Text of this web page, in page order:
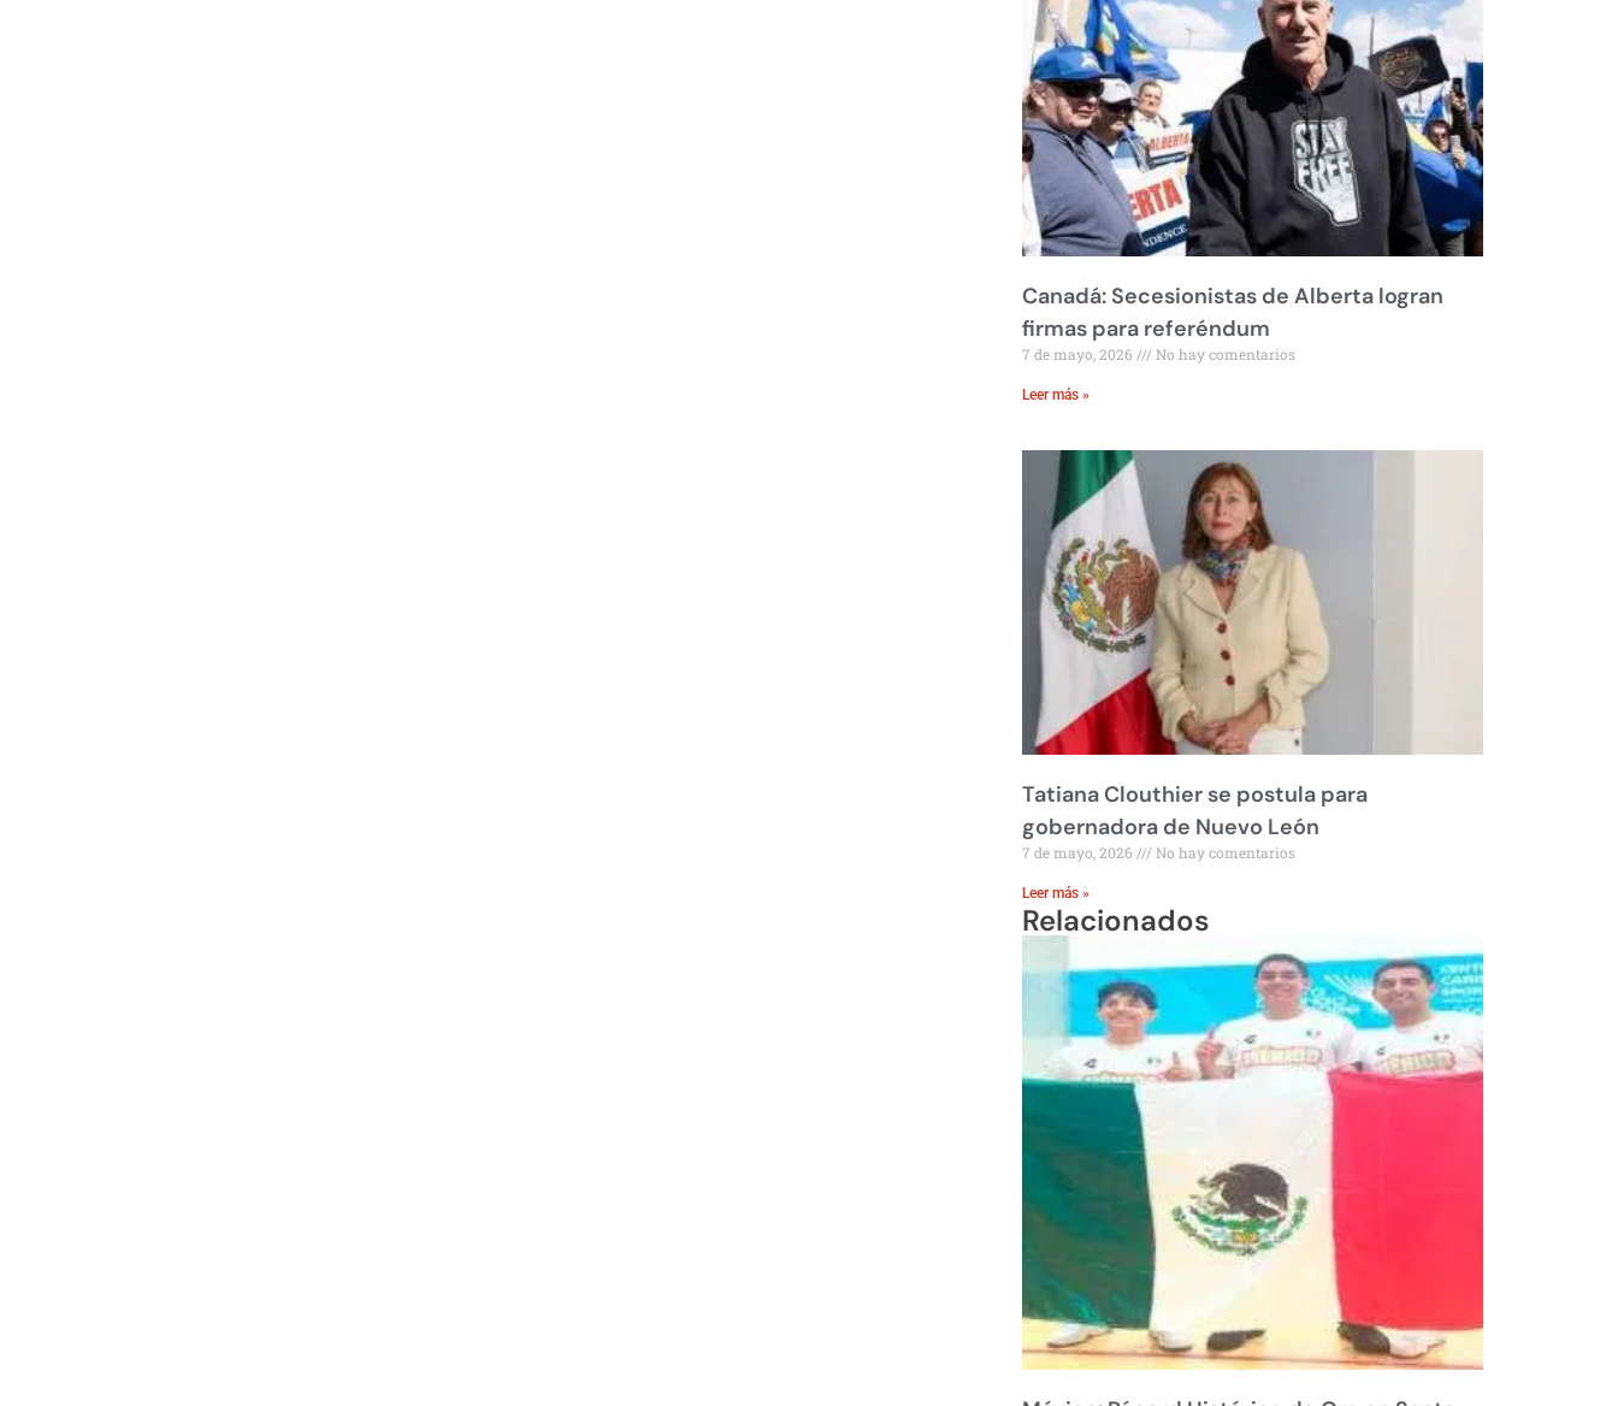
Canadá: Secesionistas de Alberta logran
firmas para referéndum
7 de mayo, 2026 No hay comentarios
Leer más »
Tatiana Clouthier se postula para
gobernadora de Nuevo León
7 de mayo, 2026 No hay comentarios
Leer más »
Relacionados